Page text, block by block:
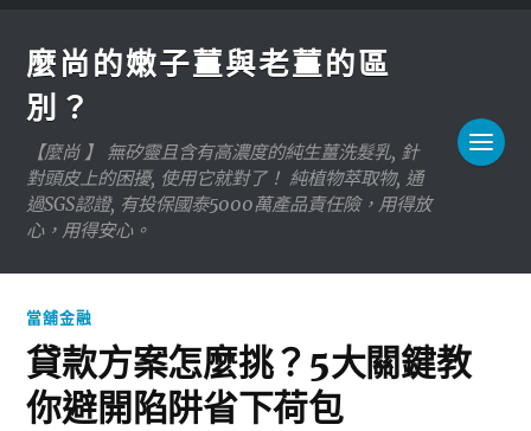
麼尚的嫩子薑與老薑的區
別？
【麼尚 】 無矽靈且含有高濃度的純生薑洗髮乳, 針
對頭皮上的困擾, 使用它就對了！ 純植物萃取物, 通
過SGS認證, 有投保國泰5000萬產品責任險，用得放
心，用得安心。
當舖金融
貸款方案怎麼挑？5大關鍵教
你避開陷阱省下荷包